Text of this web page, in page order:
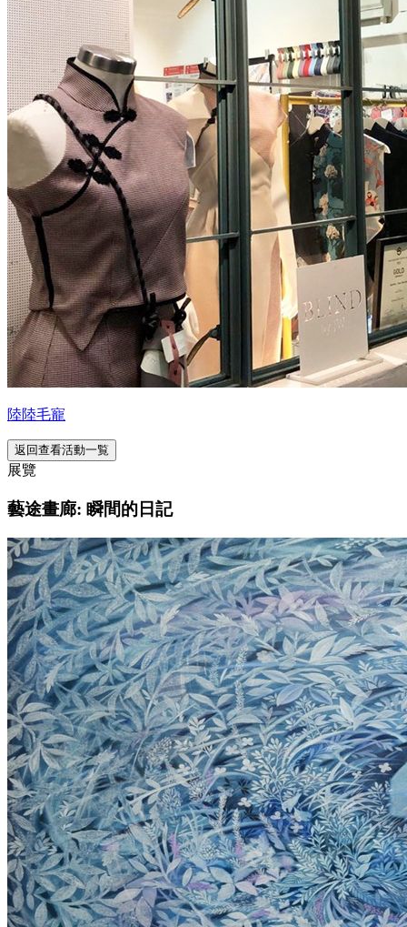
陸陸毛寵
返回查看活動一覧
展覽
藝途畫廊: 瞬間的日記